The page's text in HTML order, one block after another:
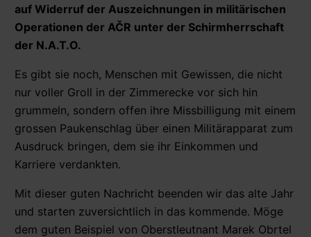
auf Widerruf der Auszeichnungen in militärischen
Operationen der AČR unter der Schirmherrschaft
der N.A.T.O.
Es gibt sie noch, Menschen mit Gewissen, die nicht
nur voller Groll in der Zimmerecke vor sich hin
grummeln, sondern offen ihre Missbilligung mit einem
grossen Paukenschlag über einen Militärapparat zum
Ausdruck bringen, dem sie ihr Einkommen und
Karriere verdankten.
Mit dieser guten Nachricht beenden wir das alte Jahr
und starten zuversichtlich in das kommende. Möge
dem guten Beispiel von Oberstleutnant Marek Obrtel